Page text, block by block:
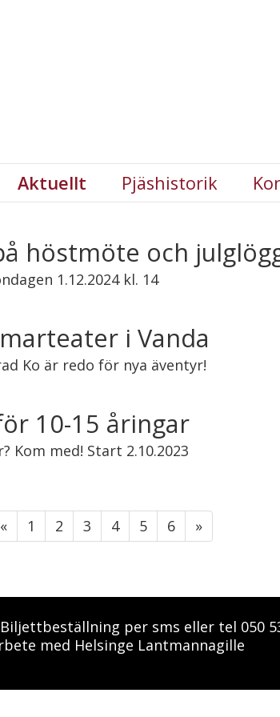
Aktuellt Pjäshistorik
höstmöte och
1.12.2024 kl. 14
i Vanda
Ko är redo för nya äventyr!
10-15 åringar
Kom med! Start 2.10.2023
« 1 2 3 4 5 6 »
per sms eller tel 050
med Helsinge Lantmannagille